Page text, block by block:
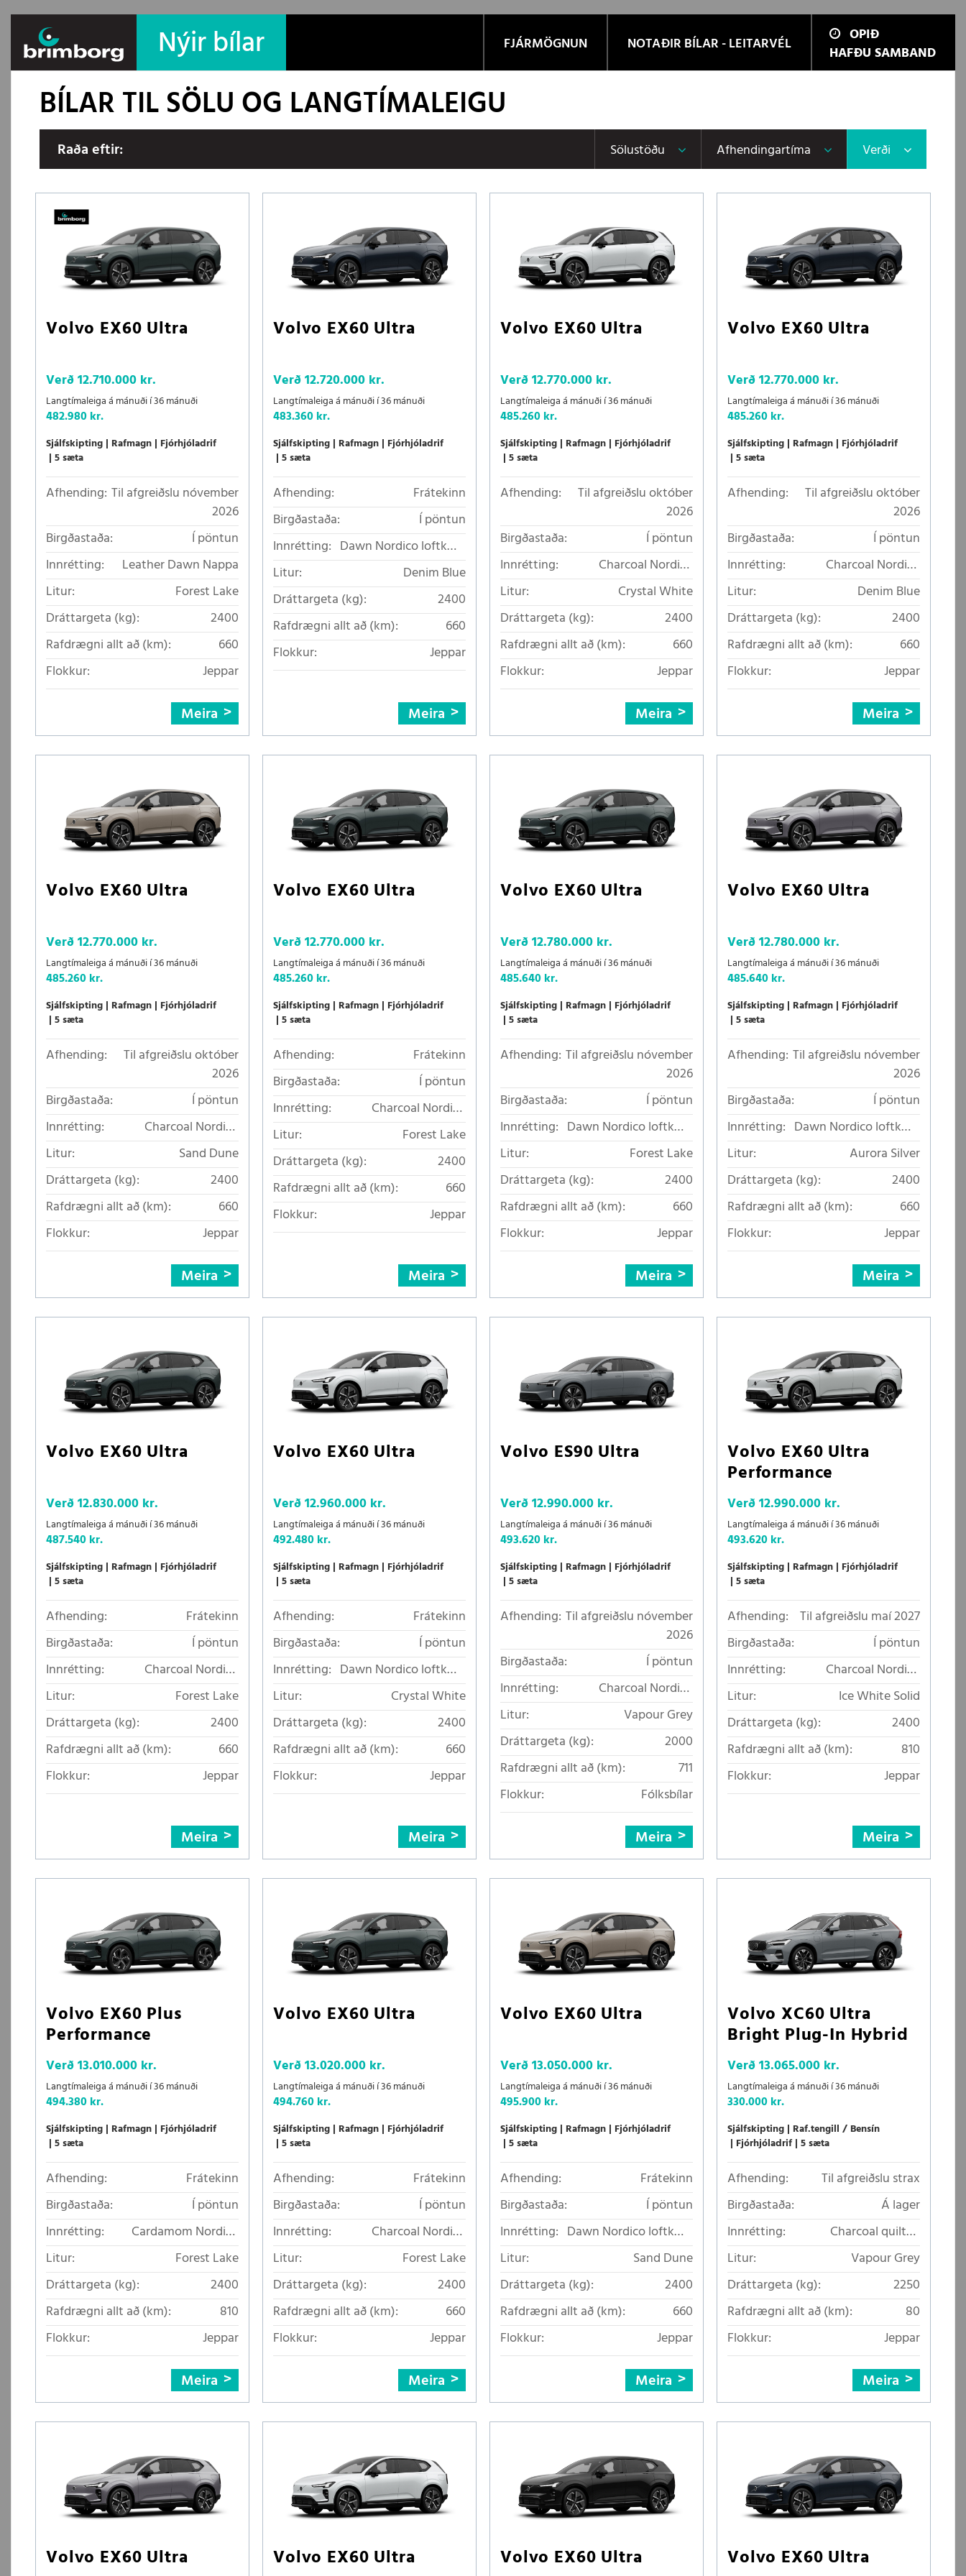
Nýir bílar FJÁRMÖGNUN NOTAÐIR BÍLAR - LEITARVÉL
OPIÐ
HAFÐU SAMBAND
BÍLAR TIL SÖLU OG LANGTÍMALEIGU
Raða eftir: Sölustöðu Afhendingartíma Verði
Volvo EX60 Ultra
Verð12.710.000 kr.
Langtímaleiga á mánuði í 36 mánuði
482.980 kr.
Sjálfskipting Rafmagn Fjórhjóladrif
5 sæta
Afhending: Til afgreiðslu nóvember
2026
Birgðastaða:
Í pöntun
Innrétting:
Leather Dawn Nappa
Litur:
Forest Lake
Dráttargeta (kg):
2400
Rafdrægni allt að (km):
660
Flokkur:
Jeppar
Meira
Volvo EX60 Ultra
Verð12.720.000 kr.
Langtímaleiga á mánuði í 36 mánuði
483.360 kr.
Sjálfskipting Rafmagn Fjórhjóladrif
5 sæta
Afhending:
Frátekinn
Birgðastaða:
Í pöntun
Innrétting: Dawn Nordico loftkælt
áklæði
Litur:
Denim Blue
Dráttargeta (kg):
2400
Rafdrægni allt að (km):
660
Flokkur:
Jeppar
Meira
Volvo EX60 Ultra
Verð12.770.000 kr.
Langtímaleiga á mánuði í 36 mánuði
485.260 kr.
Sjálfskipting Rafmagn Fjórhjóladrif
5 sæta
Afhending:
Til afgreiðslu október
2026
Birgðastaða:
Í pöntun
Innrétting:
Charcoal Nordico
loftkælt áklæði
Litur:
Crystal White
Dráttargeta (kg):
2400
Rafdrægni allt að (km):
660
Flokkur:
Jeppar
Meira
Volvo EX60 Ultra
Verð12.770.000 kr.
Langtímaleiga á mánuði í 36 mánuði
485.260 kr.
Sjálfskipting Rafmagn Fjórhjóladrif
5 sæta
Afhending:
Til afgreiðslu október
2026
Birgðastaða:
Í pöntun
Innrétting:
Charcoal Nordico
loftkælt áklæði
Litur:
Denim Blue
Dráttargeta (kg):
2400
Rafdrægni allt að (km):
660
Flokkur:
Jeppar
Meira
Volvo EX60 Ultra
Verð12.770.000 kr.
Langtímaleiga á mánuði í 36 mánuði
485.260 kr.
Sjálfskipting Rafmagn Fjórhjóladrif
5 sæta
Afhending:
Til afgreiðslu október
2026
Birgðastaða:
Í pöntun
Innrétting:
Charcoal Nordico
loftkælt áklæði
Litur:
Sand Dune
Dráttargeta (kg):
2400
Rafdrægni allt að (km):
660
Flokkur:
Jeppar
Meira
Volvo EX60 Ultra
Verð12.770.000 kr.
Langtímaleiga á mánuði í 36 mánuði
485.260 kr.
Sjálfskipting Rafmagn Fjórhjóladrif
5 sæta
Afhending:
Frátekinn
Birgðastaða:
Í pöntun
Innrétting:
Charcoal Nordico
loftkælt áklæði
Litur:
Forest Lake
Dráttargeta (kg):
2400
Rafdrægni allt að (km):
660
Flokkur:
Jeppar
Meira
Volvo EX60 Ultra
Verð12.780.000 kr.
Langtímaleiga á mánuði í 36 mánuði
485.640 kr.
Sjálfskipting Rafmagn Fjórhjóladrif
5 sæta
Afhending: Til afgreiðslu nóvember
2026
Birgðastaða:
Í pöntun
Innrétting: Dawn Nordico loftkælt
áklæði
Litur:
Forest Lake
Dráttargeta (kg):
2400
Rafdrægni allt að (km):
660
Flokkur:
Jeppar
Meira
Volvo EX60 Ultra
Verð12.780.000 kr.
Langtímaleiga á mánuði í 36 mánuði
485.640 kr.
Sjálfskipting Rafmagn Fjórhjóladrif
5 sæta
Afhending: Til afgreiðslu nóvember
2026
Birgðastaða:
Í pöntun
Innrétting: Dawn Nordico loftkælt
áklæði
Litur:
Aurora Silver
Dráttargeta (kg):
2400
Rafdrægni allt að (km):
660
Flokkur:
Jeppar
Meira
Volvo EX60 Ultra
Verð12.830.000 kr.
Langtímaleiga á mánuði í 36 mánuði
487.540 kr.
Sjálfskipting Rafmagn Fjórhjóladrif
5 sæta
Afhending:
Frátekinn
Birgðastaða:
Í pöntun
Innrétting:
Charcoal Nordico
loftkælt áklæði
Litur:
Forest Lake
Dráttargeta (kg):
2400
Rafdrægni allt að (km):
660
Flokkur:
Jeppar
Meira
Volvo EX60 Ultra
Verð12.960.000 kr.
Langtímaleiga á mánuði í 36 mánuði
492.480 kr.
Sjálfskipting Rafmagn Fjórhjóladrif
5 sæta
Afhending:
Frátekinn
Birgðastaða:
Í pöntun
Innrétting: Dawn Nordico loftkælt
áklæði
Litur:
Crystal White
Dráttargeta (kg):
2400
Rafdrægni allt að (km):
660
Flokkur:
Jeppar
Meira
Volvo ES90 Ultra
Verð12.990.000 kr.
Langtímaleiga á mánuði í 36 mánuði
493.620 kr.
Sjálfskipting Rafmagn Fjórhjóladrif
5 sæta
Afhending: Til afgreiðslu nóvember
2026
Birgðastaða:
Í pöntun
Innrétting:
Charcoal Nordico
loftkælt áklæði
Litur:
Vapour Grey
Dráttargeta (kg):
2000
Rafdrægni allt að (km):
711
Flokkur:
Fólksbílar
Meira
Volvo EX60 Ultra
Performance
Verð12.990.000 kr.
Langtímaleiga á mánuði í 36 mánuði
493.620 kr.
Sjálfskipting Rafmagn Fjórhjóladrif
5 sæta
Afhending: Til afgreiðslu maí 2027
Birgðastaða:
Í pöntun
Innrétting:
Charcoal Nordico
loftkælt áklæði
Litur:
Ice White Solid
Dráttargeta (kg):
2400
Rafdrægni allt að (km):
810
Flokkur:
Jeppar
Meira
Volvo EX60 Plus
Performance
Verð13.010.000 kr.
Langtímaleiga á mánuði í 36 mánuði
494.380 kr.
Sjálfskipting Rafmagn Fjórhjóladrif
5 sæta
Afhending:
Frátekinn
Birgðastaða:
Í pöntun
Innrétting:
Cardamom Nordico
loftkælt áklæði
Litur:
Forest Lake
Dráttargeta (kg):
2400
Rafdrægni allt að (km):
810
Flokkur:
Jeppar
Meira
Volvo EX60 Ultra
Verð13.020.000 kr.
Langtímaleiga á mánuði í 36 mánuði
494.760 kr.
Sjálfskipting Rafmagn Fjórhjóladrif
5 sæta
Afhending:
Frátekinn
Birgðastaða:
Í pöntun
Innrétting:
Charcoal Nordico
loftkælt áklæði
Litur:
Forest Lake
Dráttargeta (kg):
2400
Rafdrægni allt að (km):
660
Flokkur:
Jeppar
Meira
Volvo EX60 Ultra
Verð13.050.000 kr.
Langtímaleiga á mánuði í 36 mánuði
495.900 kr.
Sjálfskipting Rafmagn Fjórhjóladrif
5 sæta
Afhending:
Frátekinn
Birgðastaða:
Í pöntun
Innrétting: Dawn Nordico loftkælt
áklæði
Litur:
Sand Dune
Dráttargeta (kg):
2400
Rafdrægni allt að (km):
660
Flokkur:
Jeppar
Meira
Volvo XC60 Ultra
Bright Plug-In Hybrid
Verð13.065.000 kr.
Langtímaleiga á mánuði í 36 mánuði
330.000 kr.
Sjálfskipting Raf.tengill / Bensín
Fjórhjóladrif 5 sæta
Afhending:
Til afgreiðslu strax
Birgðastaða:
Á lager
Innrétting:
Charcoal quilted
Nordico
Litur:
Vapour Grey
Dráttargeta (kg):
2250
Rafdrægni allt að (km):
80
Flokkur:
Jeppar
Meira
Volvo EX60 Ultra Volvo EX60 Ultra Volvo EX60 Ultra Volvo EX60 Ultra